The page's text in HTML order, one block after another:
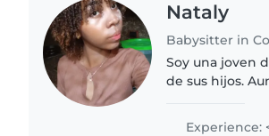
Nataly
Babysitter in
Soy una joven
de sus hijos.
Me encanta
Experience: